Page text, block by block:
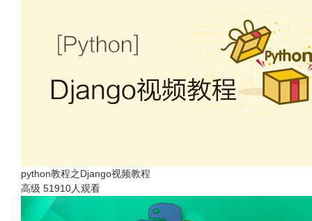
python教程之Django视频教程
高级 51910人观看